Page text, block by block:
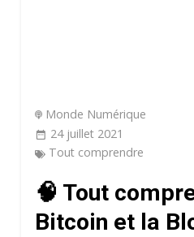
Monde Numérique
24 juillet 2021
Tout comprendre
🧠 Tout
Bitcoin et la